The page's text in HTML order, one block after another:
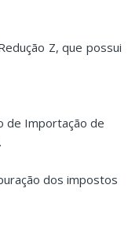
Z, que possui
de Importação de
dos impostos